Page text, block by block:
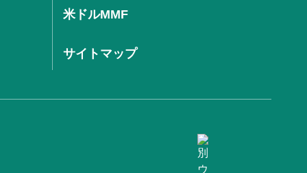
米ドルMMF
サイトマップ